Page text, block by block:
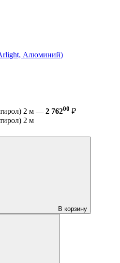
Алюминий)
2 м — 2 76200 ₽
2 м
В корзину